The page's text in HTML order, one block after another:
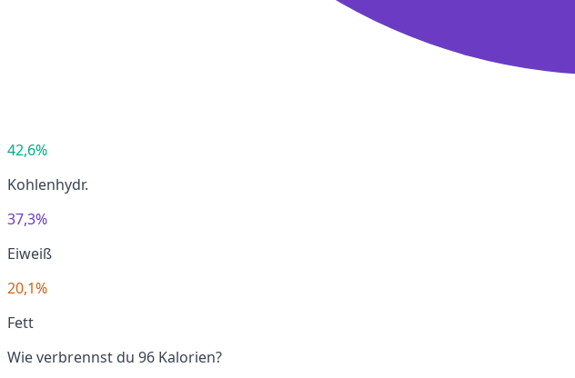
42,6%
Kohlenhydr.
37,3%
Eiweiß
20,1%
Fett
Wie verbrennst du 96 Kalorien?